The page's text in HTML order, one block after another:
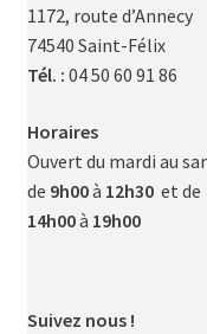
1172, route d’Annecy
74540 Saint-Félix
Tél. : 04 50 60 91 86
Horaires
Ouvert du mardi au
de 9h00à 12h30 et de
14h00à 19h00
Suivez nous !